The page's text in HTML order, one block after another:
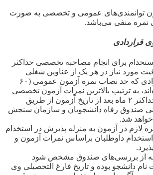
توانمندی‌های عمومی و تخصصی به صورت
نمره منفی می‌باشد.
قراردادی
استخدام برای انجام مصاحبه تخصصی حداکثر
ظرفیت مورد نیاز در هر یک از عناوین شغلی
سازمانی از میان افرادی که حد نصاب نمره آزمون عمومی (۶۰
به ترتیب بالاترین نمرات آزمون تخصصی
انجام و اسامی آنان حداکثر ۲ ماه بعد از تاریخ آزمون از طریق
صندوق رفاه دانشجویان و سازمان سنجش
شد.
لازم در آزمون به منزله پذیرش در استخدام
داوطلبان براساس نمرات آزمون و
از بررسی‌های صندوق مشخص شود
دانشجو بوده و تاریخ فارغ التحصیلی وی